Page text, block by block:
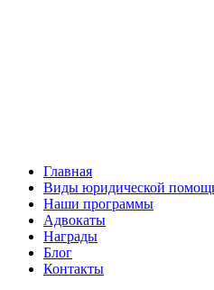
Главная
Виды юридической
Наши программы
Адвокаты
Награды
Блог
Контакты